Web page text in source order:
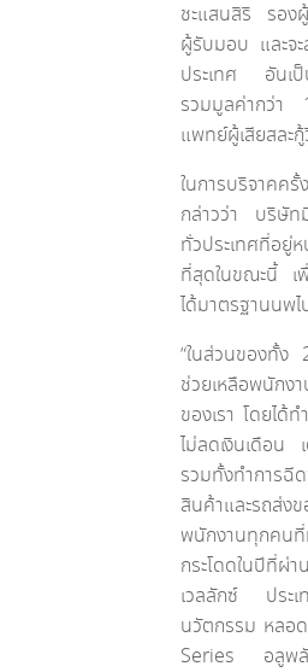
ชะแสนสิริ รอง
ผู้รับมอบ และจ
ประเทศ อันเป็
รวมมูลค่ากว่า
แพทย์ผู้เสียสละ
ในการบริจาค
กล่าวว่า บริษัท
ทั่วประเทศที่อยู่
ที่สุดในขณะนี้ เ
ได้มาตรฐานนพไ
“ในส่วนของทั้ง
ช่วยเหลือพนักง
ของเรา โดยได้
ไม่ลดเงินเดือน
รวมทั้งทำการ
สินค้าและรถส่
พนักงานทุกคนที่
กระโดดในปีที่ผ่
เวลลักซ์ ประ
นวัตกรรม หล
Series อลู